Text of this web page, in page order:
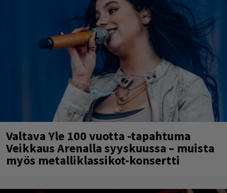
Valtava Yle 100 vuotta -tapahtuma
Veikkaus Arenalla syyskuussa – muista
myös metalliklassikot-konsertti